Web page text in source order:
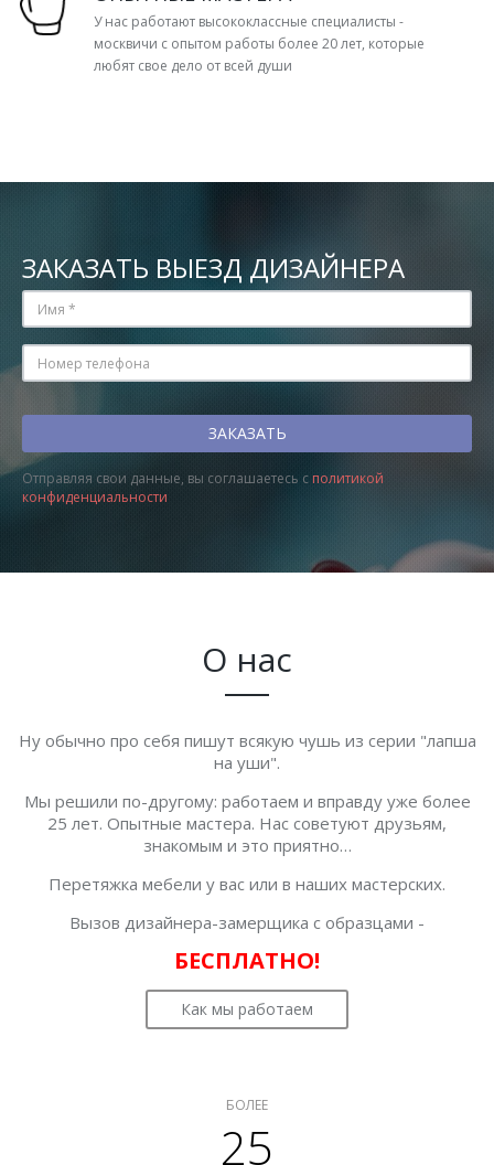
У нас работают высококлассные специалисты -
москвичи с опытом работы более 20 лет, которые
любят свое дело от всей души
ЗАКАЗАТЬ ВЫЕЗД ДИЗАЙНЕРА
Отправляя свои данные, вы соглашаетесь с политикой
конфиденциальности
О нас
Ну обычно про себя пишут всякую чушь из серии "лапша
на уши".
Мы решили по-другому: работаем и вправду уже более
25 лет. Опытные мастера. Нас советуют друзьям,
знакомым и это приятно…
Перетяжка мебели у вас или в наших мастерских.
Вызов дизайнера-замерщика с образцами -
БЕСПЛАТНО!
Как мы работаем
БОЛЕЕ
25